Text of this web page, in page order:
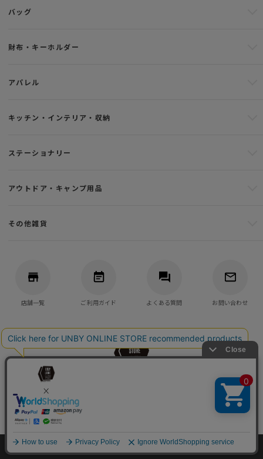
バッグ
財布・キーホルダー
アパレル
キッチン・インテリア・収納
ステーショナリー
アウトドア・キャンプ用品
その他雑貨
店舗一覧 ご利用ガイド よくある質問 お問い合わせ
©UNBY ONLINE STORE All Rights reserved.